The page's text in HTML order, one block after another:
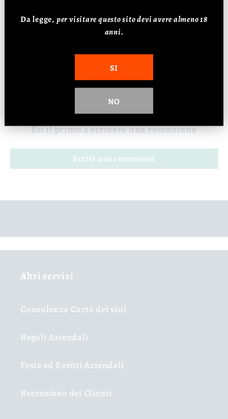
Affinamento: 4 mesi
Recensioni Clienti
Sii il primo a scrivere una recensione
Scrivi una recensione
Altri servizi
Consulenza Carta dei vini
Regali Aziendali
Feste ed Eventi Aziendali
Recensione dei Clienti
Da legge, per visitare questo sito devi avere almeno 18
anni.
SI
NO